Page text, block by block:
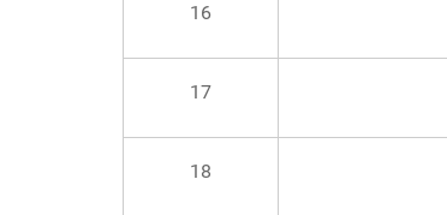
16
17
18